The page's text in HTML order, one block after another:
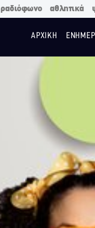
ραδιόφωνο αθλητικά
ΑΡΧΙΚΗ